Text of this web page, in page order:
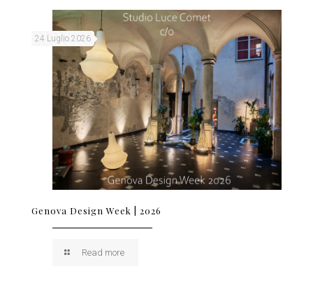
24 Luglio 2026
Genova Design Week | 2026
Read more